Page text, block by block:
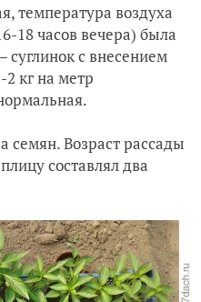
температура воздуха
18 часов вечера) была
суглинок с внесением
кг на метр
семян. Возраст рассады
составлял два